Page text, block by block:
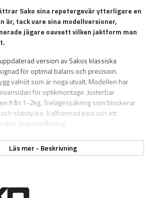
Sako sinarepetergevärytterligare en
är, tack vare sina modellversioner,
jägare oavsett vilken jaktform man
.
version av Sakos klassiska
för optimal balans och precision.
valnöt som är noga utvalt. Modellen har
för optikmontage. Justerbar
från 1-2kg. Trelägessäkring som blockerar
slutstycke. Kallhamrad pipa och ett
magasinlåsning.
repetergevär utvecklas och
flexibelt och mer precist. Sako 90 är den
och den perfekta följeslagaren på dina
utvecklas tillsammans med dig. Baserat på
90 av sex unikt designade gevärsmodeller
Läs mer - Beskrivning